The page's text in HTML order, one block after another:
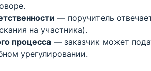
— поручитель
на участника).
процесса — заказчик может
урегулировании.